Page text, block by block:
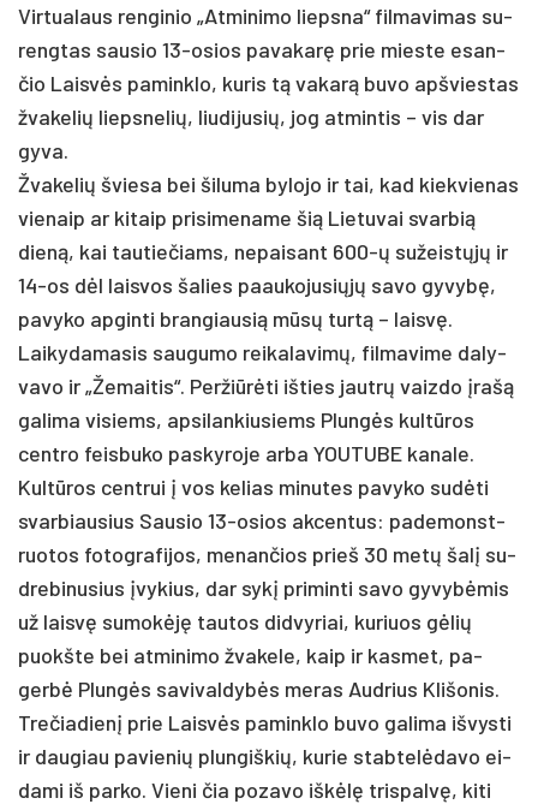
Vir­tua­laus ren­gi­nio „At­mi­ni­mo lieps­na“ fil­ma­vi­mas su­
reng­tas sau­sio 13-osios pa­va­karę prie mies­te esan­
čio Laisvės pa­mink­lo, ku­ris tą va­karą bu­vo ap­švies­tas
žva­ke­lių lieps­ne­lių, liu­di­ju­sių, jog at­min­tis – vis dar
gy­va.
Žva­ke­lių švie­sa bei ši­lu­ma by­lo­jo ir tai, kad kiek­vie­nas
vie­naip ar ki­taip pri­si­me­na­me šią Lie­tu­vai svar­bią
dieną, kai tau­tie­čiams, ne­pai­sant 600-ų su­žeistųjų ir
14-os dėl lais­vos ša­lies paau­ko­ju­siųjų sa­vo gy­vybę,
pa­vy­ko ap­gin­ti bran­giau­sią mūsų turtą – laisvę.
Lai­ky­da­ma­sis sau­gu­mo rei­ka­la­vimų, fil­ma­vi­me da­ly­
va­vo ir „Že­mai­tis“. Per­žiūrė­ti iš­ties jautrų vaiz­do įrašą
ga­li­ma vi­siems, ap­si­lan­kiu­siems Plungės kultū­ros
cent­ro feis­bu­ko pa­sky­ro­je ar­ba YOU­TU­BE ka­na­le.
Kultū­ros cent­rui į vos ke­lias mi­nu­tes pa­vy­ko su­dėti
svar­biau­sius Sau­sio 13-osios ak­cen­tus: pa­de­monst­
ruo­tos fo­tog­ra­fi­jos, me­nan­čios prie­š 30 metų šalį su­
dre­bi­nu­sius įvy­kius, dar sykį pri­min­ti sa­vo gy­vybė­mis
už laisvę su­mokėję tau­tos did­vy­riai, ku­riuos gėlių
puokš­te bei at­mi­ni­mo žva­ke­le, kaip ir kas­met, pa­
gerbė Plungės sa­vi­val­dybės me­ras Aud­rius Kli­šo­nis.
Tre­čia­dienį prie Laisvės pa­mink­lo bu­vo ga­li­ma iš­vys­ti
ir dau­giau pa­vie­nių plun­giš­kių, ku­rie stab­telė­da­vo ei­
da­mi iš par­ko. Vie­ni čia po­za­vo iškėlę tris­palvę, ki­ti